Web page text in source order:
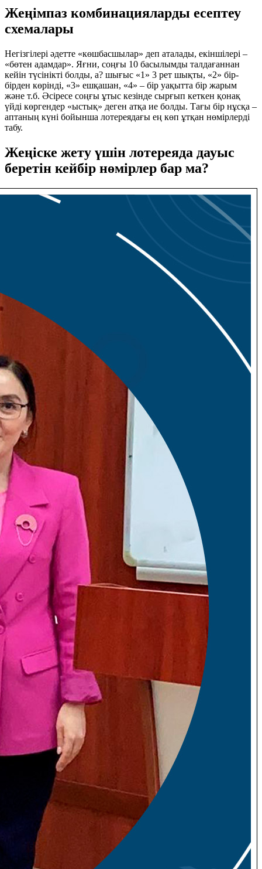
Жеңімпаз комбинацияларды есептеу
схемалары
Негізгілері әдетте «көшбасшылар» деп аталады, екіншілері –
«бөтен адамдар». Яғни, соңғы 10 басылымды талдағаннан
кейін түсінікті болды, а? шығыс «1» 3 рет шықты, «2» бір-
бірден көрінді, «3» ешқашан, «4» – бір уақытта бір жарым
және т.б. Әсіресе соңғы ұтыс кезінде сырғып кеткен қонақ
үйді көргендер «ыстық» деген атқа ие болды. Тағы бір нұсқа –
аптаның күні бойынша лотереядағы ең көп ұтқан нөмірлерді
табу.
Жеңіске жету үшін лотереяда дауыс
беретін кейбір нөмірлер бар ма?